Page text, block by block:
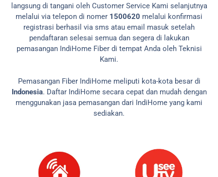
langsung di tangani oleh Customer Service Kami selanjutnya
melalui via telepon di nomer 1500620 melalui konfirmasi
registrasi berhasil via sms atau email masuk setelah
pendaftaran selesai semua dan segera di lakukan
pemasangan IndiHome Fiber di tempat Anda oleh Teknisi
Kami.
Pemasangan Fiber IndiHome meliputi kota-kota besar di
Indonesia. Daftar IndiHome secara cepat dan mudah dengan
menggunakan jasa pemasangan dari IndiHome yang kami
sediakan.